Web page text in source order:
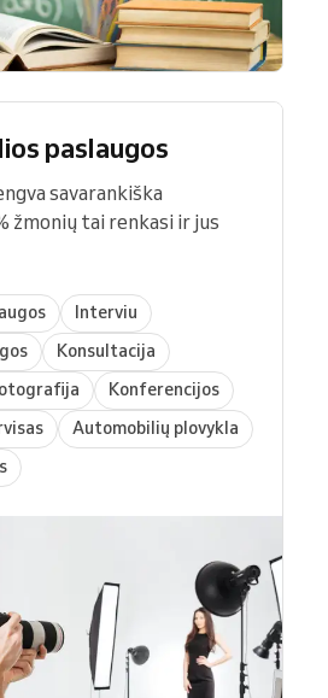
paslaugos
savarankiška
žmonių tai renkasi ir jus
Interviu
Konsultacija
Konferencijos
Automobilių plovykla